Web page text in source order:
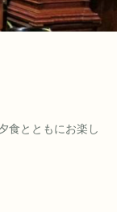
食とともにお楽し